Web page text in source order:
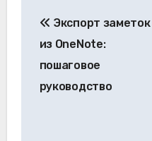
по
записям
Экспорт заметок
из OneNote:
пошаговое
руководство